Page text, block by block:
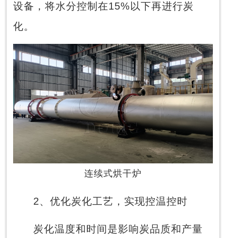
设备，将水分控制在15%以下再进行炭
化。
连续式烘干炉
2、优化炭化工艺，实现控温控时
炭化温度和时间是影响炭品质和产量